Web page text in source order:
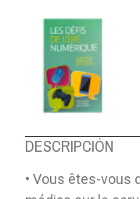
DESCRIPCIÓN
• Vous êtes-vous